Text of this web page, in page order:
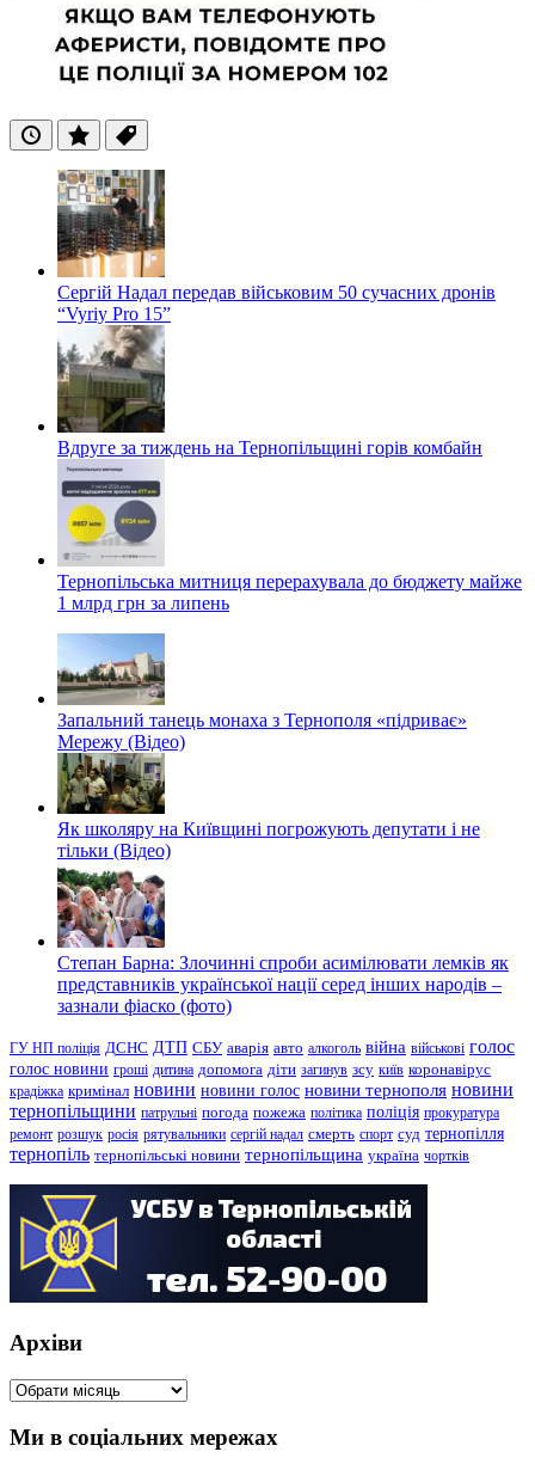
ОстанніПопулярні
Теги
Сергій Надал передав військовим 50 сучасних дронів
“Vyriy Pro 15”
Вдруге за тиждень на Тернопільщині горів комбайн
Тернопільська митниця перерахувала до бюджету майже
1 млрд грн за липень
Запальний танець монаха з Тернополя «підриває»
Мережу (Відео)
Як школяру на Київщині погрожують депутати і не
тільки (Відео)
Степан Барна: Злочинні спроби асимілювати лемків як
представників української нації серед інших народів –
зазнали фіаско (фото)
ГУ НП поліція ДСНС ДТП СБУ аварія авто алкоголь війна військові голос
голос новини гроші дитина допомога діти загинув зсу київ коронавірус
крадіжка кримінал новини новини голос новини тернополя новини
тернопільщини патрульні погода пожежа політика поліція прокуратура
ремонт розшук росія рятувальники сергій надал смерть спорт суд тернопілля
тернопіль тернопільські новини тернопільщина україна чортків
Архіви
Архіви
Ми в соціальних мережах